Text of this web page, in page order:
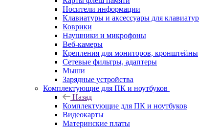
Носители информации
Клавиатуры и аксессуары для клавиатур
Коврики
Наушники и микрофоны
Веб-камеры
Крепления для мониторов, кронштейны
Сетевые фильтры, адаптеры
Мыши
Зарядные устройства
Комплектующие для ПК и ноутбуков
Назад
Комплектующие для ПК и ноутбуков
Видеокарты
Материнские платы